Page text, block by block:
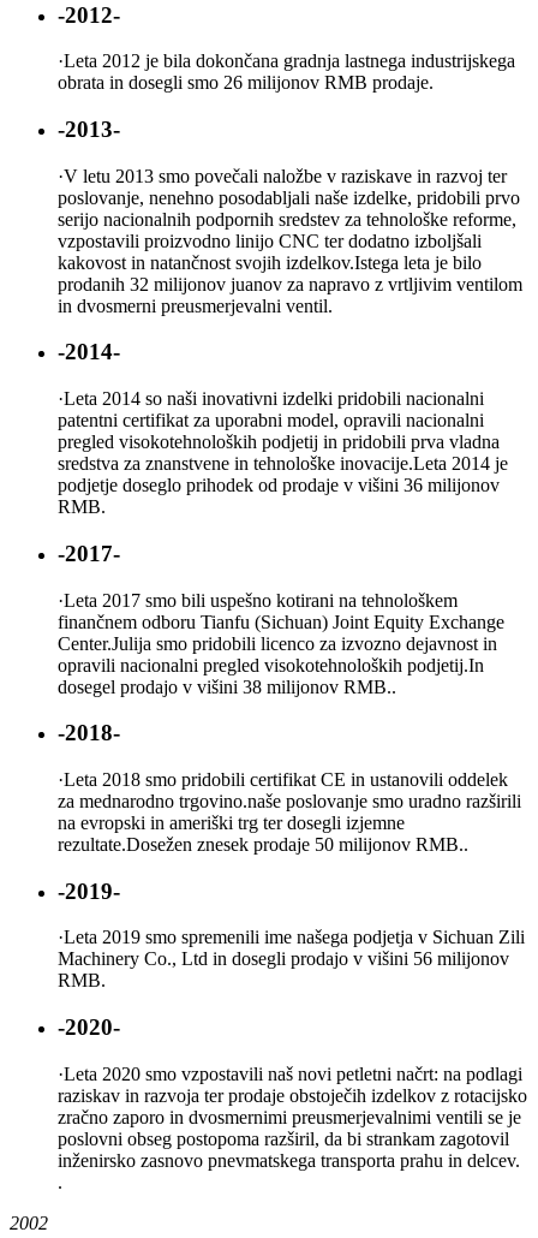
-2012-
·Leta 2012 je bila dokončana gradnja lastnega industrijskega
obrata in dosegli smo 26 milijonov RMB prodaje.
-2013-
·V letu 2013 smo povečali naložbe v raziskave in razvoj ter
poslovanje, nenehno posodabljali naše izdelke, pridobili prvo
serijo nacionalnih podpornih sredstev za tehnološke reforme,
vzpostavili proizvodno linijo CNC ter dodatno izboljšali
kakovost in natančnost svojih izdelkov.Istega leta je bilo
prodanih 32 milijonov juanov za napravo z vrtljivim ventilom
in dvosmerni preusmerjevalni ventil.
-2014-
·Leta 2014 so naši inovativni izdelki pridobili nacionalni
patentni certifikat za uporabni model, opravili nacionalni
pregled visokotehnoloških podjetij in pridobili prva vladna
sredstva za znanstvene in tehnološke inovacije.Leta 2014 je
podjetje doseglo prihodek od prodaje v višini 36 milijonov
RMB.
-2017-
·Leta 2017 smo bili uspešno kotirani na tehnološkem
finančnem odboru Tianfu (Sichuan) Joint Equity Exchange
Center.Julija smo pridobili licenco za izvozno dejavnost in
opravili nacionalni pregled visokotehnoloških podjetij.In
dosegel prodajo v višini 38 milijonov RMB..
-2018-
·Leta 2018 smo pridobili certifikat CE in ustanovili oddelek
za mednarodno trgovino.naše poslovanje smo uradno razširili
na evropski in ameriški trg ter dosegli izjemne
rezultate.Dosežen znesek prodaje 50 milijonov RMB..
-2019-
·Leta 2019 smo spremenili ime našega podjetja v Sichuan Zili
Machinery Co., Ltd in dosegli prodajo v višini 56 milijonov
RMB.
-2020-
·Leta 2020 smo vzpostavili naš novi petletni načrt: na podlagi
raziskav in razvoja ter prodaje obstoječih izdelkov z rotacijsko
zračno zaporo in dvosmernimi preusmerjevalnimi ventili se je
poslovni obseg postopoma razširil, da bi strankam zagotovil
inženirsko zasnovo pnevmatskega transporta prahu in delcev.
.
2002